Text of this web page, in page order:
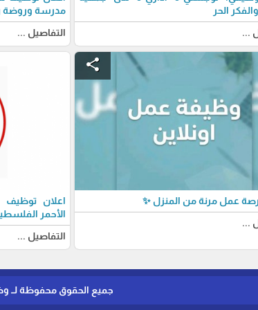
الحر
...
مدرسة وروضة
التفاصيل ...
share
عمل مرنة من المنزل ✨
...
اعلان توظيف
الأحمر
التفاصيل ...
جميع الحقوق محفوظة لــ وظفني